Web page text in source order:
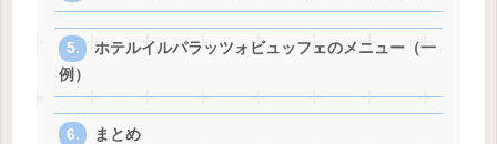
ホテルイルパラッツォビュッフェのメニュー（一
例）
まとめ